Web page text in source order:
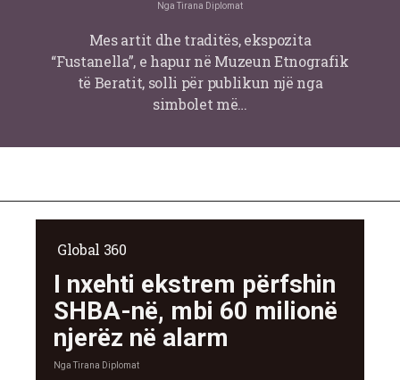
Nga Tirana Diplomat
Mes artit dhe traditës, ekspozita
“Fustanella”, e hapur në Muzeun Etnografik
të Beratit, solli për publikun një nga
simbolet më…
Global 360
I nxehti ekstrem përfshin
SHBA-në, mbi 60 milionë
njerëz në alarm
NgaTirana Diplomat